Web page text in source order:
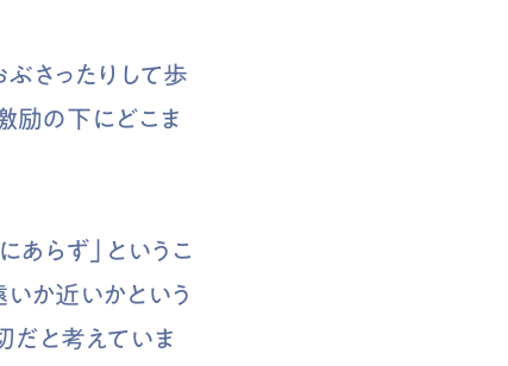
さったりして歩
励の下にどこま
あらず」というこ
か近いかという
だと考えていま